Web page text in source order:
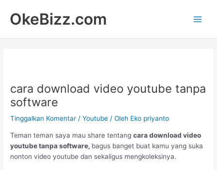
kontenOkeBizz.com
cara download video youtube tanpa
software
Tinggalkan Komentar /Youtube / Oleh Eko priyanto
Teman teman saya mau share tentangcara download video
youtube tanpa software, bagus banget buat kamu yang suka
nonton video youtube dan sekaligus mengkoleksinya.